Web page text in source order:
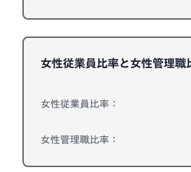
女性従業員比率と女性管理職
女性従業員比率：
女性管理職比率：